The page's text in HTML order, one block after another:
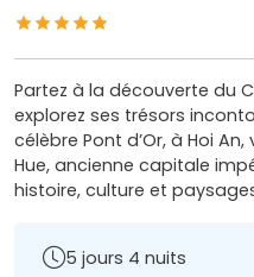
Partez à la découverte du
explorez ses trésors
célèbre Pont d’Or, à Hoi An,
Hue, ancienne capitale
histoire, culture et
5 jours 4 nuits